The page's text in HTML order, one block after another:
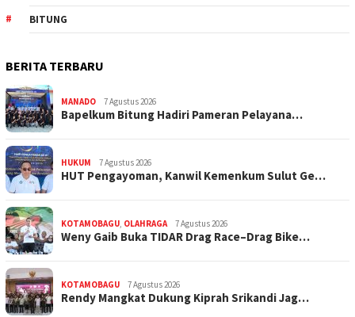
BITUNG
BERITA TERBARU
MANADO 7 Agustus 2026
‎Bapelkum Bitung Hadiri Pameran Pelayana…
HUKUM 7 Agustus 2026
HUT Pengayoman, Kanwil Kemenkum Sulut Ge…
KOTAMOBAGU, OLAHRAGA 7 Agustus 2026
Weny Gaib Buka TIDAR Drag Race–Drag Bike…
KOTAMOBAGU 7 Agustus 2026
Rendy Mangkat Dukung Kiprah Srikandi Jag…